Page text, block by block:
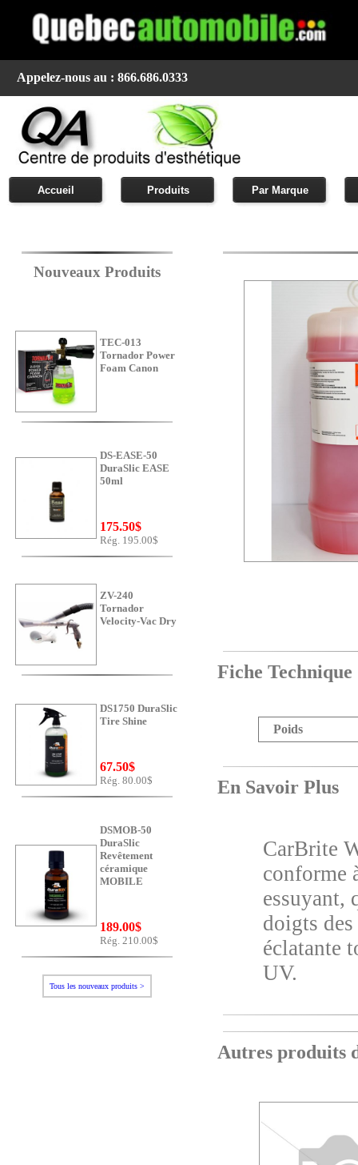
Appelez-nous au : 866.686.0333
Accueil Produits Par Marque
Nouveaux Produits
TEC-013
Tornador Power
Foam Canon
DS-EASE-50
DuraSlic EASE
50ml
175.50$
Rég. 195.00$
ZV-240
Tornador
Velocity-Vac Dry
DS1750 DuraSlic
Tire Shine
67.50$
Rég. 80.00$
DSMOB-50
DuraSlic
Revêtement
céramique
MOBILE
189.00$
Rég. 210.00$
Tous les nouveaux produits >
Fiche Technique
Poids
En Savoir Plus
CarBrite
conforme
essuyant,
doigts
éclatante
UV.
Autres produits